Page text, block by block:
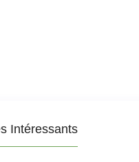
Intéressants